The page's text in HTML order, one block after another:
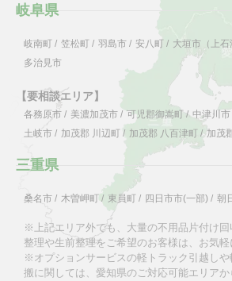
岐阜県
岐南町 / 笠松町 / 羽島市 / 安八町 / 大垣市（上石
多治見市
【要相談エリア】
各務原市 / 美濃加茂市 / 可児郡御嵩町/ 中津川市
土岐市 / 加茂郡 川辺町 / 加茂郡 八百津町 / 加茂
三重県
桑名市 / 木曽岬町/ 東員町 / 四日市市(一部) / 朝
※上記エリア外でも、大量の不用品片付け
整理や生前整理をご希望のお客様は、お気軽
※オプションサービスの軽トラック引越し
搬に関しては、愛知県のご対応可能エリア